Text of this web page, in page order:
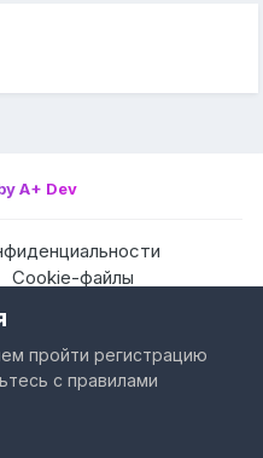
A+ Dev
Cookie-файлы
Community
пройти регистрацию
с правилами